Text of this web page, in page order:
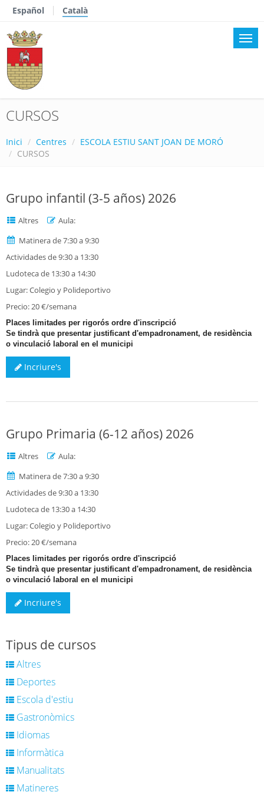
Español Català
CURSOS
Inici Centres
ESCOLA ESTIU SANT JOAN DE MORÓ
CURSOS
Grupo infantil (3-5 años) 2026
Altres
Aula:
Matinera de 7:30 a 9:30
Actividades de 9:30 a 13:30
Ludoteca de 13:30 a 14:30
Lugar: Colegio y Polideportivo
Precio: 20 €/semana
Places limitades per rigorós ordre d'inscripció
Se tindrà que presentar justificant d'empadronament, de residència
o vinculació laboral en el municipi
Incriure's
Grupo Primaria (6-12 años) 2026
Altres
Aula:
Matinera de 7:30 a 9:30
Actividades de 9:30 a 13:30
Ludoteca de 13:30 a 14:30
Lugar: Colegio y Polideportivo
Precio: 20 €/semana
Places limitades per rigorós ordre d'inscripció
Se tindrà que presentar justificant d'empadronament, de residència
o vinculació laboral en el municipi
Incriure's
Tipus de cursos
Altres
Deportes
Escola d'estiu
Gastronòmics
Idiomas
Informàtica
Manualitats
Matineres